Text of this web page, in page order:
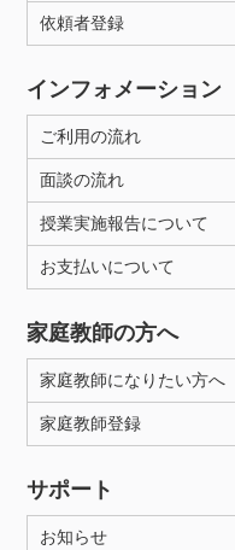
依頼者登録
インフォメーション
ご利用の流れ
面談の流れ
授業実施報告について
お支払いについて
家庭教師の方へ
家庭教師になりたい方へ
家庭教師登録
サポート
お知らせ